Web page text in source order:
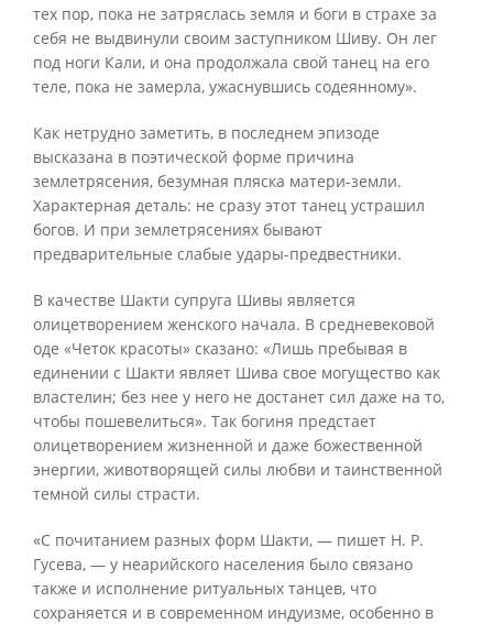
тех пор, пока не затряслась земля и боги в страхе за
себя не выдвинули своим заступником Шиву. Он лег
под ноги Кали, и она продолжала свой танец на его
теле, пока не замерла, ужаснувшись содеянному».
Как нетрудно заметить, в последнем эпизоде
высказана в поэтической форме причина
землетрясения, безумная пляска матери-земли.
Характерная деталь: не сразу этот танец устрашил
богов. И при землетрясениях бывают
предварительные слабые удары-предвестники.
В качестве Шакти супруга Шивы является
олицетворением женского начала. В средневековой
оде «Четок красоты» сказано: «Лишь пребывая в
единении с Шакти являет Шива свое могущество как
властелин; без нее у него не достанет сил даже на то,
чтобы пошевелиться». Так богиня предстает
олицетворением жизненной и даже божественной
энергии, животворящей силы любви и таинственной
темной силы страсти.
«С почитанием разных форм Шакти, — пишет Н. Р.
Гусева, — у неарийского населения было связано
также и исполнение ритуальных танцев, что
сохраняется и в современном индуизме, особенно в